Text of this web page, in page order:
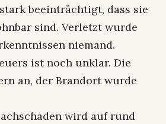
beeinträchtigt, dass sie
sind. Verletzt wurde
niemand.
ist noch unklar. Die
an, der Brandort wurde
wird auf rund